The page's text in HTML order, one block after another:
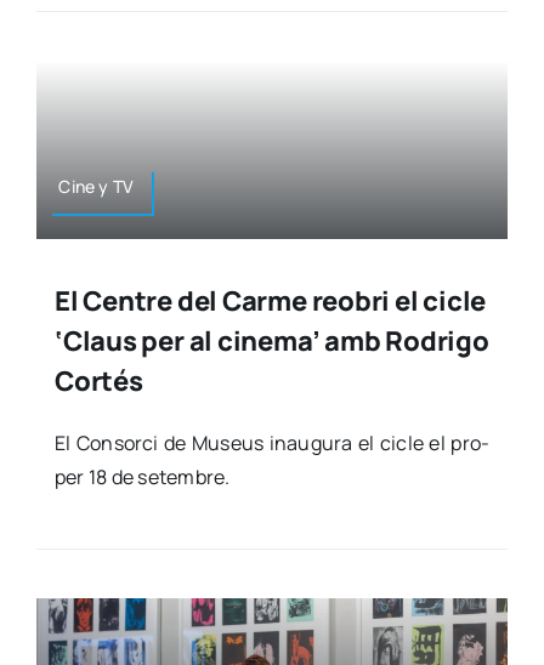
Cine y TV
El Centre del Carme reobri el cicle
‘Claus per al cinema’ amb Rodrigo
Cortés
El Con­sor­ci de Museus inau­gu­ra el cicle el pro­
per 18 de setem­bre.